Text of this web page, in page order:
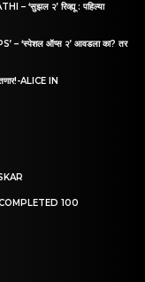
‘सुझल २’ रिव्ह्यू : पहिल्या
– ‘स्पेशल ऑप्स २’ आवडला का? तर
ALICE IN
100